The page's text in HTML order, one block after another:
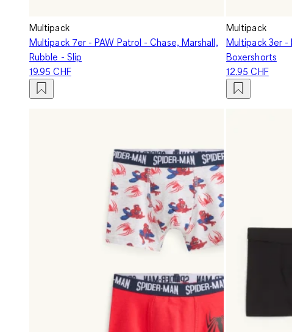
Multipack
Multipack 7er - PAW Patrol - Chase, Marshall,
Rubble - Slip
19.95 CHF
Multipack
Multipack 3er -
Boxershorts
12.95 CHF